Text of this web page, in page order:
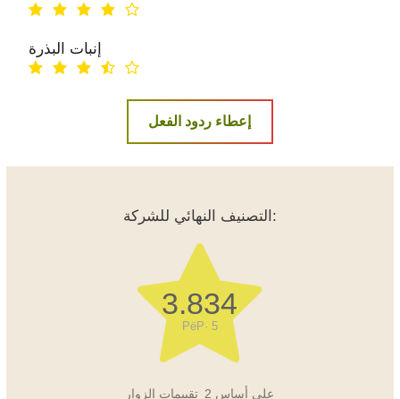
إنبات البذرة
إعطاء ردود الفعل
التصنيف النهائي للشركة:
3.834
على أساس 2 تقييمات الزوار